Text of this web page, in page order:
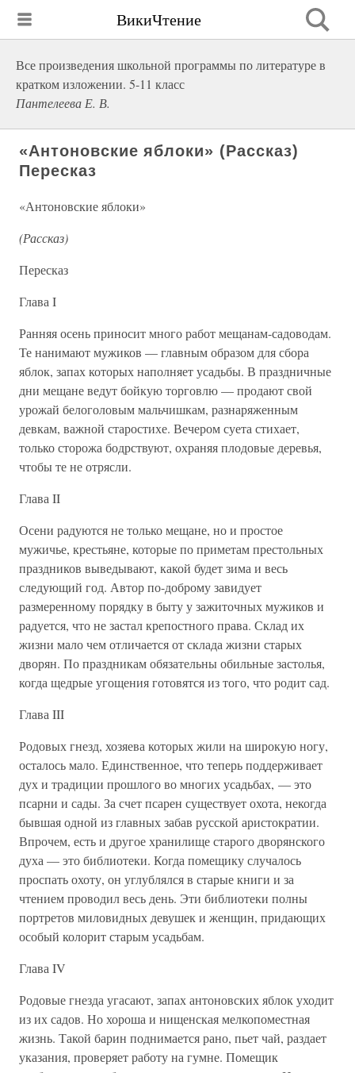
ВикиЧтение
Все произведения школьной программы по литературе в
кратком изложении. 5-11 класс
Пантелеева Е. В.
«Антоновские яблоки» (Рассказ)
Пересказ
«Антоновские яблоки»
(Рассказ)
Пересказ
Глава I
Ранняя осень приносит много работ мещанам-садоводам.
Те нанимают мужиков — главным образом для сбора
яблок, запах которых наполняет усадьбы. В праздничные
дни мещане ведут бойкую торговлю — продают свой
урожай белоголовым мальчишкам, разнаряженным
девкам, важной старостихе. Вечером суета стихает,
только сторожа бодрствуют, охраняя плодовые деревья,
чтобы те не отрясли.
Глава II
Осени радуются не только мещане, но и простое
мужичье, крестьяне, которые по приметам престольных
праздников выведывают, какой будет зима и весь
следующий год. Автор по-доброму завидует
размеренному порядку в быту у зажиточных мужиков и
радуется, что не застал крепостного права. Склад их
жизни мало чем отличается от склада жизни старых
дворян. По праздникам обязательны обильные застолья,
когда щедрые угощения готовятся из того, что родит сад.
Глава III
Родовых гнезд, хозяева которых жили на широкую ногу,
осталось мало. Единственное, что теперь поддерживает
дух и традиции прошлого во многих усадьбах, — это
псарни и сады. За счет псарен существует охота, некогда
бывшая одной из главных забав русской аристократии.
Впрочем, есть и другое хранилище старого дворянского
духа — это библиотеки. Когда помещику случалось
проспать охоту, он углублялся в старые книги и за
чтением проводил весь день. Эти библиотеки полны
портретов миловидных девушек и женщин, придающих
особый колорит старым усадьбам.
Глава IV
Родовые гнезда угасают, запах антоновских яблок уходит
из их садов. Но хороша и нищенская мелкопоместная
жизнь. Такой барин поднимается рано, пьет чай, раздает
указания, проверяет работу на гумне. Помещик